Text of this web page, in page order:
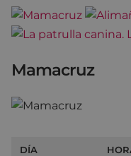
Mamacruz
DÍA